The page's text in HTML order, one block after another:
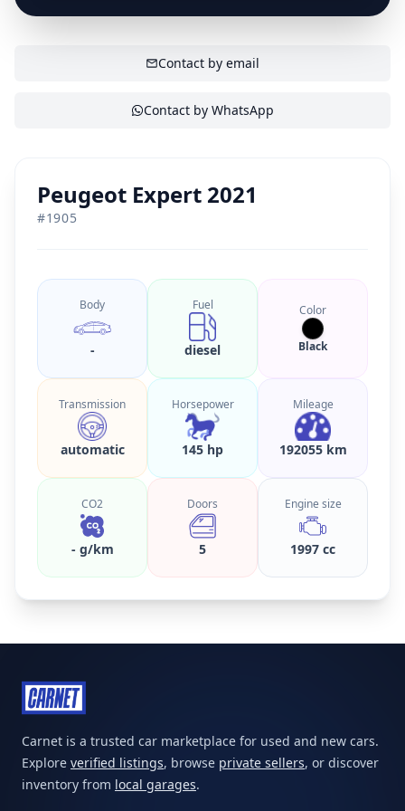
Contact by email
Contact by WhatsApp
Peugeot Expert 2021
#1905
Body
-
Fuel
diesel
Color
Black
Transmission
automatic
Horsepower
145 hp
Mileage
192055 km
CO2
- g/km
Doors
5
Engine size
1997 cc
Carnet is a trusted car marketplace for used and new cars.
Explore verified listings, browse private sellers, or discover
inventory from local garages.